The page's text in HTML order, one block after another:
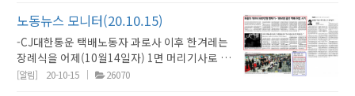
문은 발전 자회사 청소와 경비 등 간접고용노동
자들이 본사 정규직보다 까다로운 규정 때문에
일하다 다쳐도 병가를 제대로 쓰지 못하는 차별
을 받고 있다고 보도했습니다. -통계청의 상반기
지역별 고용조사 결과 발표도 여러 신문이 보도
용노동부의 회의결과를 담아 정부의 뒷북 대책
을 11면과 14면에 보도했습니다. -최창희 공영
홈쇼핑 대표가 국감장에서 정의당 류호정 의원
질의에 ‘어이’라고 답변해 논란입니다. 최 대표
동조건이 취약한 노동자, 노조할 권리를 빼앗긴
노동자, 이들과 연대하는 노동자들이 함께 참여
하는 노동조합입니다. 또한, 법제도에 의해 차별
받는 노동자가 주체가 되어 권리를 쟁취하는 사
업으로부터 차별과 억압을 폐지하는 제도개혁사
하여 운영위원회의 역할을 분담할 운영위원을
선임하고, 총회나 대의원대회의 승인을 받습니
다. 이렇게 선임되는 운영위원은 전체 운영위원
회 구성원의 1/3을 넘지 않습니다.부칙 제2조
(정관 대체 및 조직체계 승계)운영위원회는 첫
실었습니다. 경향은 ‘산재보험 가입 의무화로 막
아야’라는 제목으로, 한국일보는 ‘택배노동자 과
로사 막을 노동조건 개선책 마련해야’라는 제목
이었습니다. -한국일보는 6면에 ‘개인사업자 택
배기사 과로사 왜?… 구역당 계약 탓 물량조절
사를 주장합니다. 그러나 쿠팡은 이 직원이 주
43시간 정도 일했기에 과로사가 아니라고 주장
합니다. 대책위는 장씨가 지난해 6월부터 1년 넘
게 이 물류센터에서 야간에 일했는데 코로나로
사로 실었습니다. 1면 기사는 허리 펼 틈 없이 일
해야 하는 야간 10시간 상하차 ‘극한 노동’이란
제목을 달았고, 4면 기사엔 ‘근로계약.안전교육
도 없이 투입… 밤샘노동에 휴식 30분뿐’이란
제목을 달았습니다. 기자가 일한 택배회사 이름
노동뉴스 모니터(20.10.15)
-CJ대한통운 택배노동자 과로사 이후 한겨레는
장례식을 어제(10월14일자) 1면 머리기사로 보
도한데 이어 15일에도 1면에 하루 18시간 노동
[알림] 20-10-15 26070